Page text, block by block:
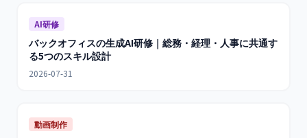
AI研修
バックオフィスの生成AI研修｜総務・経理・人事に共通す
る5つのスキル設計
2026-07-31
動画制作